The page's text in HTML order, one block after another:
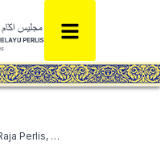
Pemangku Raja Perlis, Raja Puan Muda Berkenan Lawat Caffe Diem Di Jejawi